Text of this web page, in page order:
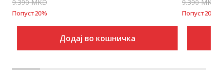
9.390MKD
Попуст20%
Додај во кошничка
9.390MKD
Попуст20